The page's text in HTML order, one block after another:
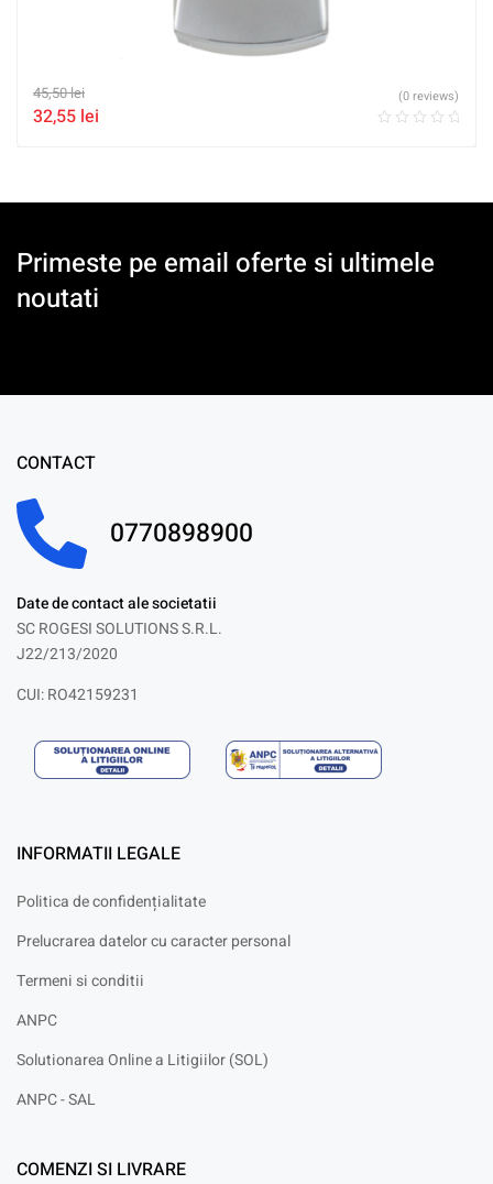
45,50lei
32,55 lei
(0 reviews)
Primeste pe email oferte si ultimele
noutati
CONTACT
0770898900
Date de contact ale societatii
SC ROGESI SOLUTIONS S.R.L.
J22/213/2020
CUI: RO42159231
INFORMATII LEGALE
Politica de confidențialitate
Prelucrarea datelor cu caracter personal
Termeni si conditii
ANPC
Solutionarea Online a Litigiilor (SOL)
ANPC - SAL
COMENZI SI LIVRARE